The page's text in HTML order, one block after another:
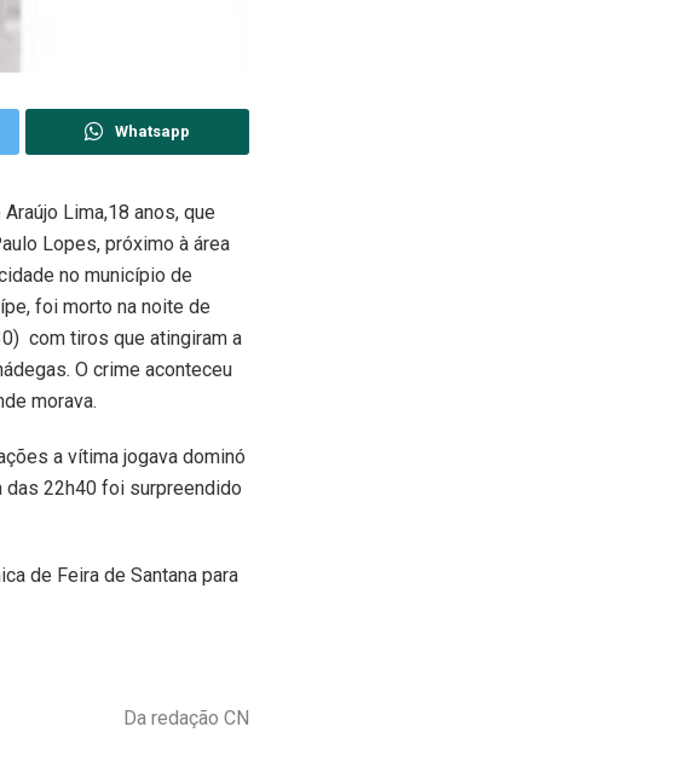
Whatsapp
Lima,18 anos, que
Lopes, próximo à área
no município de
foi morto na noite de
com tiros que atingiram a
O crime aconteceu
morava.
a vítima jogava dominó
das 22h40 foi surpreendido
de Feira de Santana para
Da redação CN